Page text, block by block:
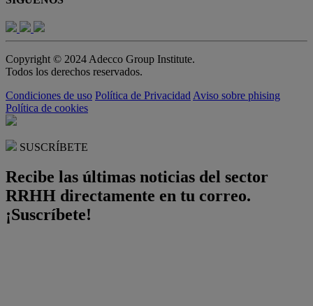
Copyright © 2024 Adecco Group Institute.
Todos los derechos reservados.
Condiciones de uso Política de Privacidad Aviso sobre phising
Política de cookies
SUSCRÍBETE
Recibe las últimas noticias del sector
RRHH directamente en tu correo.
¡Suscríbete!